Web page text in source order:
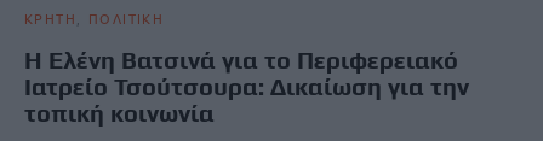
ΚΡΗΤΗ ΠΟΛΙΤΙΚΗ
Η Ελένη Βατσινά για το Περιφερειακό
Ιατρείο Τσούτσουρα: Δικαίωση για την
τοπική κοινωνία